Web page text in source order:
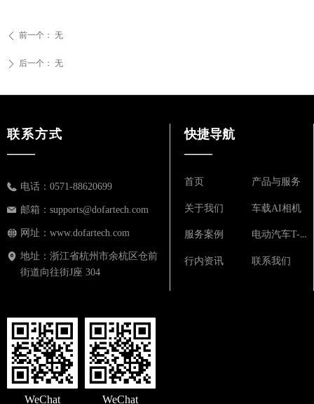
ꄴ 前一个： 无
ꄲ 后一个： 无
联系方式
——
电话： 0571-88620699
邮箱： supports@dofartech.com
网址： www.dofartech.com
地址： 浙江省杭州市余杭区仓前
街道向往街J座 304
快捷导航
——
产品与服务
车载AI相机
电动汽车T-BOX
联系我们
首页
关于我们
服务案例
行内资讯
WeChat WeChat